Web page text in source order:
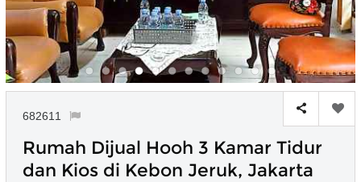
682611
Rumah Dijual Hooh 3 Kamar Tidur
dan Kios di Kebon Jeruk, Jakarta
Simpan